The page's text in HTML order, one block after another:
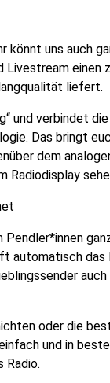
könnt uns auch
Livestream einen
liefert.
und verbindet
Das bringt
dem
automatisch
oder die
und in
Radio.